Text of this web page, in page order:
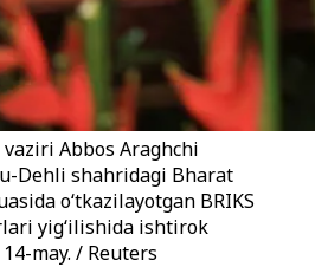
Abbos Araghchi
Dehli shahridagi Bharat
o‘tkazilayotgan BRIKS
yig‘ilishida ishtirok
may. / Reuters